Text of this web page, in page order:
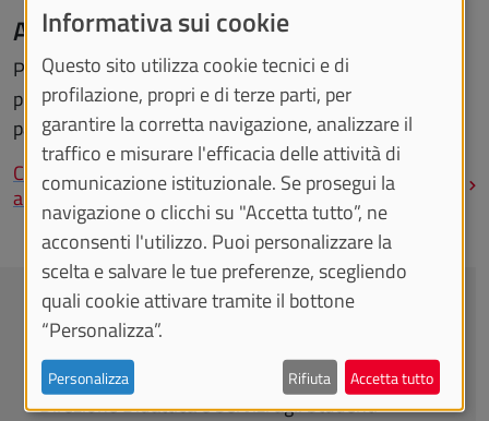
Assegnazione di contributi
Per informazioni sull'assegnazione di contributi per
progetti delle Organizzazioni studentesche, consulta la
pagina dedicata:
Contributi alle organizzazioni studentesche iscritte
all'albo
CONTATTACI
Area Servizi agli Studenti
Direzione Didattica e Servizi agli Studenti
Informativa sui cookie
Questo sito utilizza cookie tecnici e di
profilazione, propri e di terze parti, per
garantire la corretta navigazione, analizzare il
traffico e misurare l'efficacia delle attività di
comunicazione istituzionale. Se prosegui la
navigazione o clicchi su "Accetta tutto”, ne
acconsenti l'utilizzo. Puoi personalizzare la
scelta e salvare le tue preferenze, scegliendo
quali cookie attivare tramite il bottone
“Personalizza”.
Personalizza Rifiuta Accetta tutto